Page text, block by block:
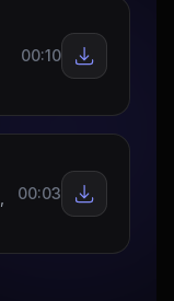
00:10
00:03